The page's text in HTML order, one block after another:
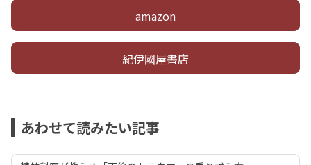
amazon
紀伊國屋書店
あわせて読みたい記事